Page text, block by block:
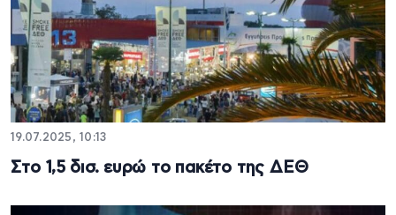
19.07.2025, 10:13
Στο 1,5 δισ. ευρώ το πακέτο της ΔΕΘ